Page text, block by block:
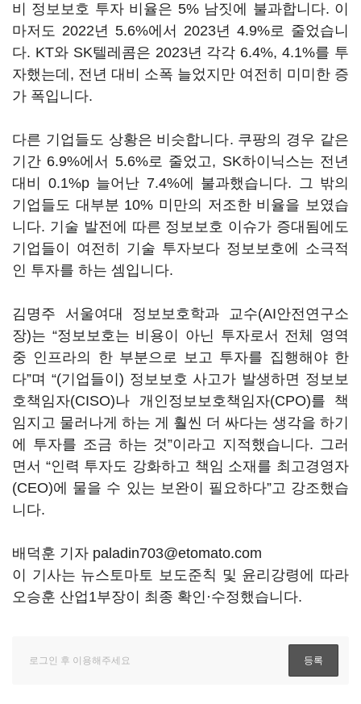
비 정보보호 투자 비율은 5% 남짓에 불과합니다. 이
마저도 2022년 5.6%에서 2023년 4.9%로 줄었습니
다. KT와 SK텔레콤은 2023년 각각 6.4%, 4.1%를 투
자했는데 , 전년 대비 소폭 늘었지만 여전히 미미한 증
가 폭입니다.
다른 기업들도 상황은 비슷합니다. 쿠팡의 경우 같은
기간 6.9%에서 5.6%로 줄었고, SK하이닉스는 전년
대비 0.1%p 늘어난 7.4%에 불과했습니다. 그 밖의
기업들도 대부분 10% 미만의 저조한 비율을 보였습
니다. 기술 발전에 따른 정보보호 이슈가 증대됨에도
기업들이 여전히 기술 투자보다 정보보호에 소극적
인 투자를 하는 셈입니다.
김명주 서울여대 정보보호학과 교수(AI안전연구소
장)는 “정보보호는 비용이 아닌 투자로서 전체 영역
중 인프라의 한 부분으로 보고 투자를 집행해야 한
다”며 “(기업들이 ) 정보보호 사고가 발생하면 정보보
호책임자(CISO)나 개인정보보호책임자(CPO)를 책
임지고 물러나게 하는 게 훨씬 더 싸다는 생각을 하기
에 투자를 조금 하는 것”이라고 지적했습니다. 그러
면서 “인력 투자도 강화하고 책임 소재를 최고경영자
(CEO)에 물을 수 있는 보완이 필요하다”고 강조했습
니다.
배덕훈 기자 paladin703@etomato.com
이 기사는 뉴스토마토 보도준칙 및 윤리강령에 따라
오승훈 산업1부장이 최종 확인·수정했습니다.